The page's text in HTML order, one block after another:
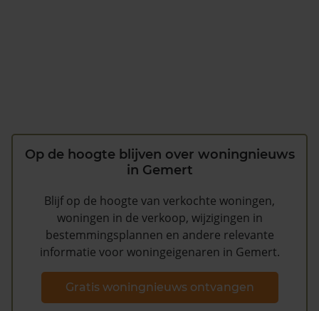
Op de hoogte blijven over woningnieuws
in Gemert
Blijf op de hoogte van verkochte woningen,
woningen in de verkoop, wijzigingen in
bestemmingsplannen en andere relevante
informatie voor woningeigenaren in Gemert.
Gratis woningnieuws ontvangen